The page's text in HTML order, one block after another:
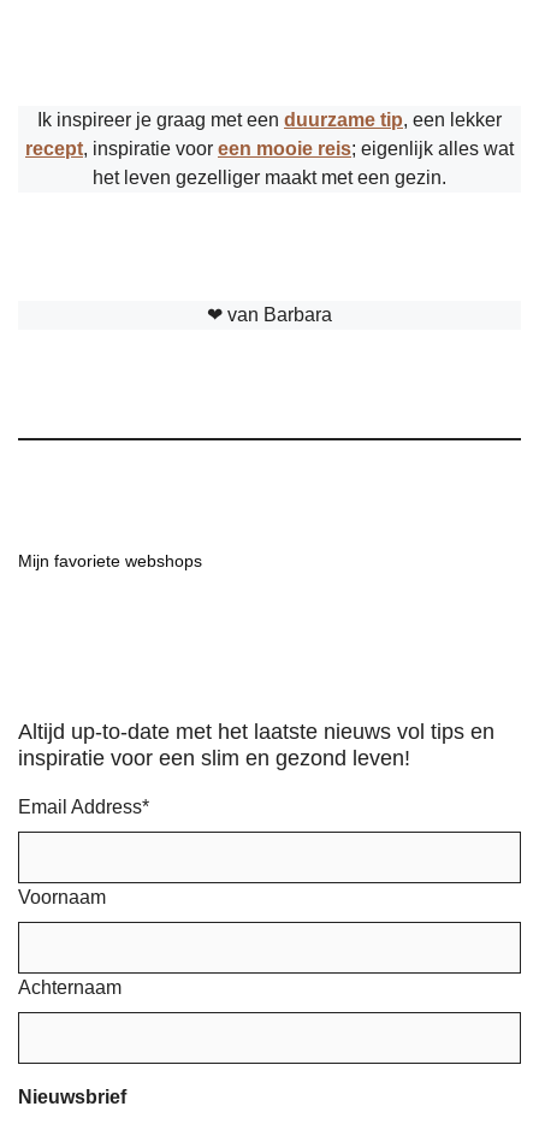
Ik inspireer je graag met een duurzame tip, een lekker
recept, inspiratie voor een mooie reis; eigenlijk alles wat
het leven gezelliger maakt met een gezin.
❤︎ van Barbara
Mijn favoriete webshops
Altijd up-to-date met het laatste nieuws vol tips en
inspiratie voor een slim en gezond leven!
Email Address*
Voornaam
Achternaam
Nieuwsbrief